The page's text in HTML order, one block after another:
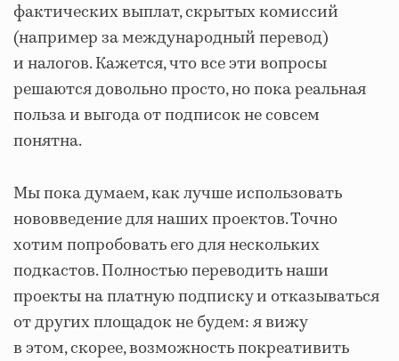
фактических выплат, скрытых комиссий
(например за международный перевод)
и налогов. Кажется, что все эти вопросы
решаются довольно просто, но пока реальная
польза и выгода от подписок не совсем
понятна.
Мы пока думаем, как лучше использовать
нововведение для наших проектов. Точно
хотим попробовать его для нескольких
подкастов. Полностью переводить наши
проекты на платную подписку и отказываться
от других площадок не будем: я вижу
в этом, скорее, возможность покреативить